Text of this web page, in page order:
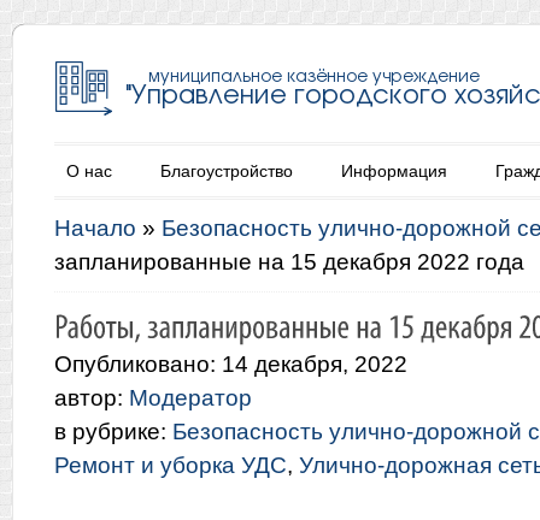
О нас Благоустройство Информация
Начало » Безопасность улично-дорожной
запланированные на 15 декабря 2022 года
Опубликовано: 14 декабря, 2022
автор: Модератор
в рубрике: Безопасность улично-дорожной
Ремонт и уборка УДС, Улично-дорожная